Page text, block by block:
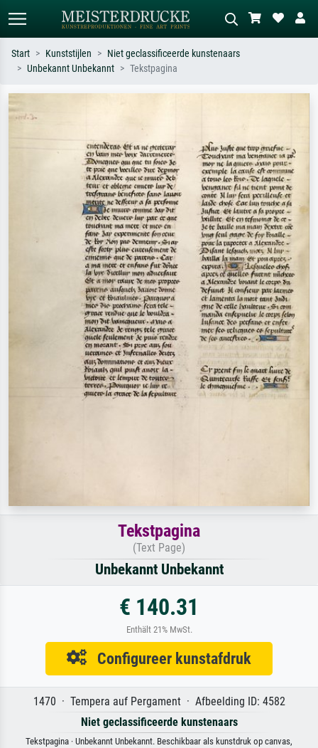
Zoek op kunstenaar, titel of stijl – bijv.
Monet, Sterrennacht, impressionisme,
een boom.
Start Kunststijlen
Niet geclassificeerde kunstenaars
Unbekannt Unbekannt
Tekstpagina
Tekstpagina
(Text Page)
Unbekannt Unbekannt
€ 140.31
Enthält 21% MwSt.
Configureer kunstafdruk
1470 · Tempera auf Pergament · Afbeelding ID: 4582
Niet geclassificeerde kunstenaars
Tekstpagina · Unbekannt Unbekannt. Beschikbaar als kunstdruk op canvas,